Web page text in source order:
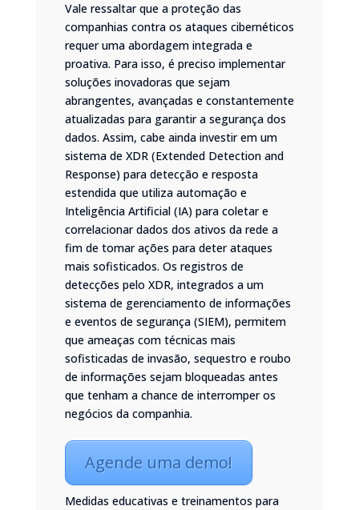
Vale ressaltar que a proteção das
companhias contra os ataques cibernéticos
requer uma abordagem integrada e
proativa. Para isso, é preciso implementar
soluções inovadoras que sejam
abrangentes, avançadas e constantemente
atualizadas para garantir a segurança dos
dados. Assim, cabe ainda investir em um
sistema de XDR (Extended Detection and
Response) para detecção e resposta
estendida que utiliza automação e
Inteligência Artificial (IA) para coletar e
correlacionar dados dos ativos da rede a
fim de tomar ações para deter ataques
mais sofisticados. Os registros de
detecções pelo XDR, integrados a um
sistema de gerenciamento de informações
e eventos de segurança (SIEM), permitem
que ameaças com técnicas mais
sofisticadas de invasão, sequestro e roubo
de informações sejam bloqueadas antes
que tenham a chance de interromper os
negócios da companhia.
Agende uma demo!
Medidas educativas e treinamentos para